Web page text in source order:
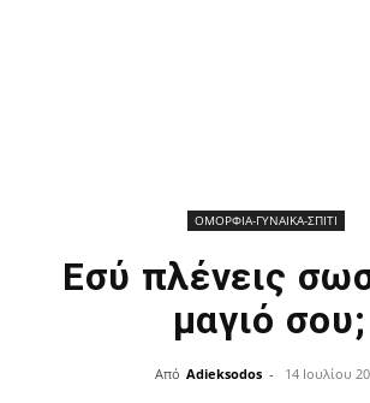
ΟΜΟΡΦΙΑ-ΓΥΝΑΙΚΑ-ΣΠΙΤΙ
Εσύ πλένεις
μαγιό σου;
Από Adieksodos - 14 Ιουλίου